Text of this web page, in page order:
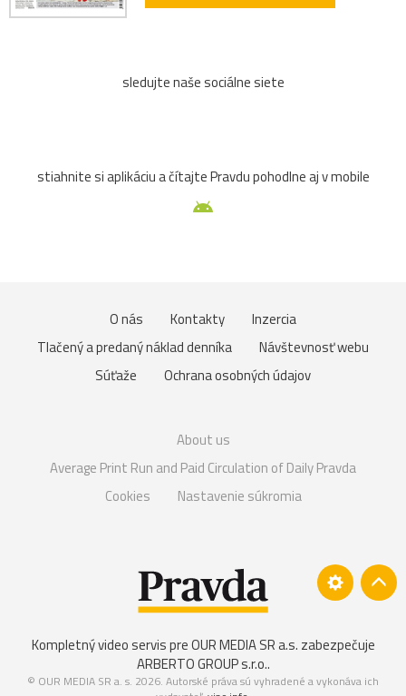
sledujte naše sociálne siete
stiahnite si aplikáciu a čítajte Pravdu pohodlne aj v mobile
O nás Kontakty
Inzercia
Tlačený a predaný náklad denníka
Návštevnosť webu
Súťaže
Ochrana osobných údajov
About us
Average Print Run and Paid Circulation of Daily Pravda
Cookies
Nastavenie súkromia
Kompletný video servis pre OUR MEDIA SR a.s. zabezpečuje
ARBERTO GROUP s.r.o..
© OUR MEDIA SR a. s. 2026. Autorské práva sú vyhradené a vykonáva ich